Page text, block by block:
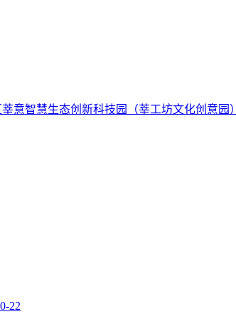
莘意智慧生态创新科技园（莘工坊文化创意园）
22